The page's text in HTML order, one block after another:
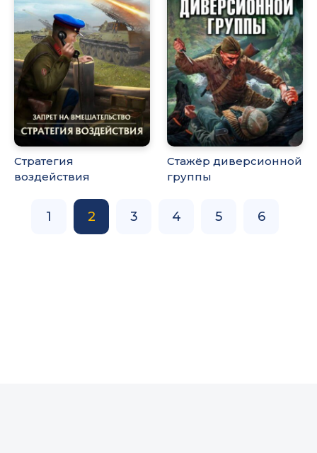
Стратегия
воздействия
Стажёр диверсионной
группы
1 2 3 4 5 6